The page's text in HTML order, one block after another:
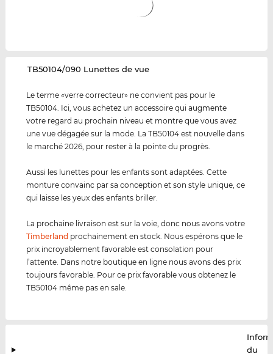
‌TB50104/090 Lunettes de vue
Le terme «verre correcteur» ne convient pas pour le
TB50104. Ici, vous achetez un accessoire qui augmente
votre regard au prochain niveau et montre que vous avez
une vue dégagée sur la mode. La TB50104 est nouvelle dans
le marché 2026, pour rester à la pointe du progrès.
Aussi les lunettes pour les enfants sont adaptées. Cette
monture convainc par sa conception et son style unique, ce
qui laisse les yeux des enfants briller.
La prochaine livraison est sur la voie, donc nous avons votre
Timberland prochainement en stock. Nous espérons que le
prix incroyablement favorable est consolation pour
l’attente. Dans notre boutique en ligne nous avons des prix
toujours favorable. Pour ce prix favorable vous obtenez le
TB50104 même pas en sale.
du